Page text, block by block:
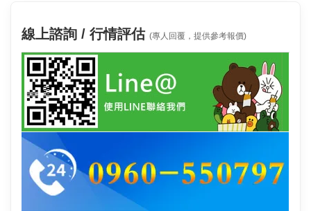
線上諮詢 / 行情評估 (專人回覆，提供參考報價)